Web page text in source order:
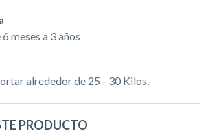
meses a 3 años
alrededor de 25 - 30 Kilos.
PRODUCTO